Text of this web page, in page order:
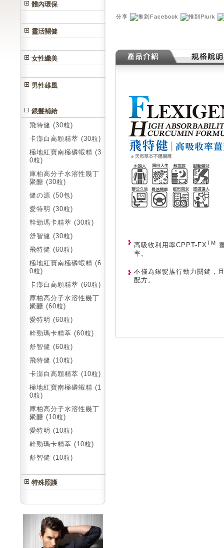
體內環保
靈活關健
女性纖美
男性雄風
銀髮補給
飛特健 (30粒)
卡澎白高顆精萃 (30粒)
極地紅寶南極磷蝦精 (3
0粒)
庫柏高分子水溶性幾丁
聚醣 (30粒)
健の源 (50包)
愛特明 (30粒)
幹勁瑪卡精萃 (30粒)
舒智健 (30粒)
飛特健 (60粒)
極地紅寶南極磷蝦精 (6
0粒)
卡澎白高顆精萃 (60粒)
庫柏高分子水溶性幾丁
聚醣 (60粒)
愛特明 (60粒)
幹勁瑪卡精萃 (60粒)
舒智健 (60粒)
飛特健 (10粒)
卡澎白高顆精萃 (10粒)
極地紅寶南極磷蝦精 (1
0粒)
庫柏高分子水溶性幾丁
聚醣 (10粒)
愛特明 (10粒)
幹勁瑪卡精萃 (10粒)
舒智健 (10粒)
特殊照護
分享
高吸收利用率CPPT-FXTM
率。
不僅為銀髮族行動力關鍵，
配方。